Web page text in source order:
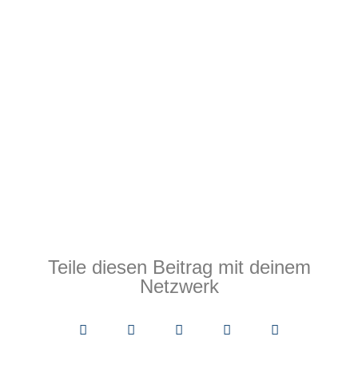
Teile diesen Beitrag mit deinem
Netzwerk